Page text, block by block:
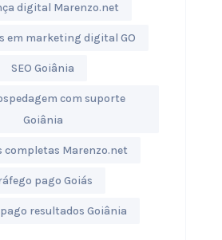
digital Marenzo.net
em marketing digital GO
SEO Goiânia
com suporte
Goiânia
completas Marenzo.net
pago Goiás
resultados Goiânia